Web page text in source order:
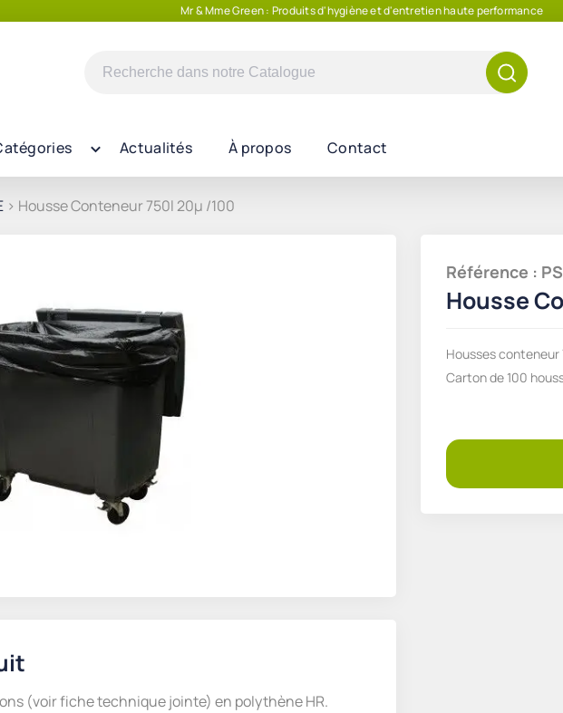
Mr & Mme Green : Produits d'hygiène et d'entretien haute performance
Recherche
Actualités À propos Contact
> Housse Conteneur 750l 20µ /100
(voir fiche technique jointe) en polythène HR.
Référence :
Housse
Housses
Carton de 100